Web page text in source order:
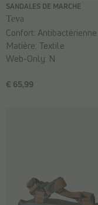
SANDALES DE MARCHE
Teva
€ 65,99
Confort:Antibactérienne
Matière: Textile
Web-Only: N